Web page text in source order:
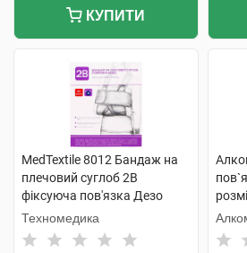
КУПИТИ
MedTextile 8012 Бандаж на
плечовий суглоб 2B
фіксуюча пов'язка Дезо
розмір S/M 1 шт
Техномедика